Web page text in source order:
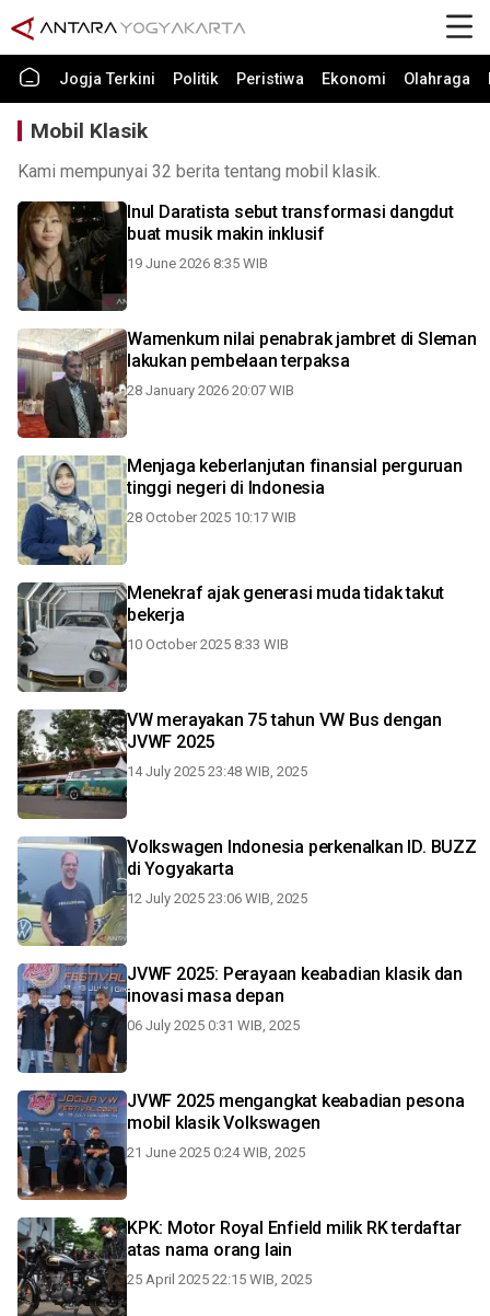
Jogja Terkini Politik Peristiwa Ekonomi Olahraga
Mobil Klasik
Kami mempunyai 32 berita tentang mobil klasik.
Inul Daratista sebut transformasi dangdut
buat musik makin inklusif
19 June 2026 8:35 WIB
Wamenkum nilai penabrak jambret di Sleman
lakukan pembelaan terpaksa
28 January 2026 20:07 WIB
Menjaga keberlanjutan finansial perguruan
tinggi negeri di Indonesia
28 October 2025 10:17 WIB
Menekraf ajak generasi muda tidak takut
bekerja
10 October 2025 8:33 WIB
VW merayakan 75 tahun VW Bus dengan
JVWF 2025
14 July 2025 23:48 WIB, 2025
Volkswagen Indonesia perkenalkan ID. BUZZ
di Yogyakarta
12 July 2025 23:06 WIB, 2025
JVWF 2025: Perayaan keabadian klasik dan
inovasi masa depan
06 July 2025 0:31 WIB, 2025
JVWF 2025 mengangkat keabadian pesona
mobil klasik Volkswagen
21 June 2025 0:24 WIB, 2025
KPK: Motor Royal Enfield milik RK terdaftar
atas nama orang lain
25 April 2025 22:15 WIB, 2025